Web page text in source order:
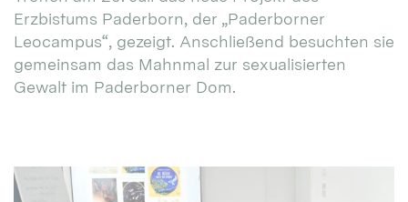
Erzbistums Paderborn, der „Paderborner
Leocampus“, gezeigt. Anschließend besuchten sie
gemeinsam das Mahnmal zur sexualisierten
Gewalt im Paderborner Dom.